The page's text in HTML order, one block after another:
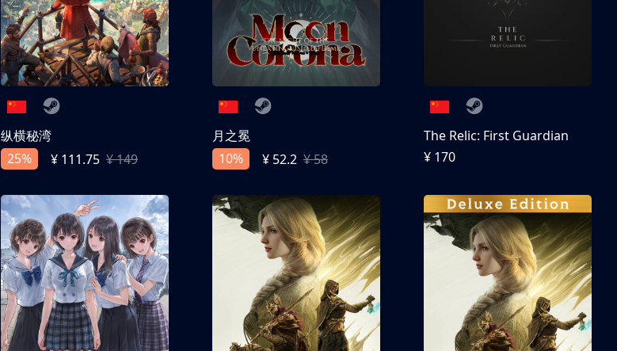
纵横秘湾
25%
¥ 111.75 ¥ 149
月之冕
10%
¥ 52.2 ¥ 58
The Relic: First Guardian
¥ 170